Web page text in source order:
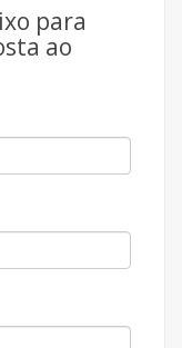
para
ao